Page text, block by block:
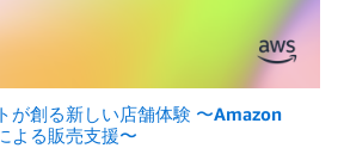
が創る新しい店舗体験 〜Amazon
よる販売支援〜